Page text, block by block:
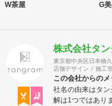
W茶屋 G
株式会社タン
東京都中央区日本橋
店舗デザイン
施工
この会社からの
社名の由来はタ
解は1つではあり